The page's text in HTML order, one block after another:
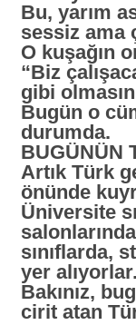
Bu, yarım
sessiz ama
O kuşağın
“Biz
gibi
Bugün o
durumda.
BUGÜNÜN
Artık Türk
önünde
Üniversite
sınıflarda,
yer alıyorlar.
Bakınız,
cirit atan